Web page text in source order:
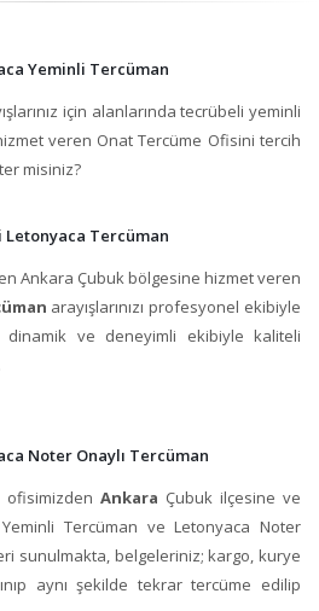
Yeminli Tercüman
için alanlarında tecrübeli yeminli
veren Onat Tercüme Ofisini tercih
misiniz?
Letonyaca Tercüman
Ankara Çubuk bölgesine hizmet veren
arayışlarınızı profesyonel ekibiyle
dinamik ve deneyimli ekibiyle kaliteli
Noter Onaylı Tercüman
ofisimizden Ankara Çubuk ilçesine ve
Tercüman ve Letonyaca Noter
sunulmakta, belgeleriniz; kargo, kurye
aynı şekilde tekrar tercüme edilip